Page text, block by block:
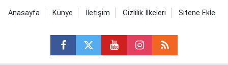
Anasayfa Künye İletişim Gizlilik İlkeleri Sitene Ekle